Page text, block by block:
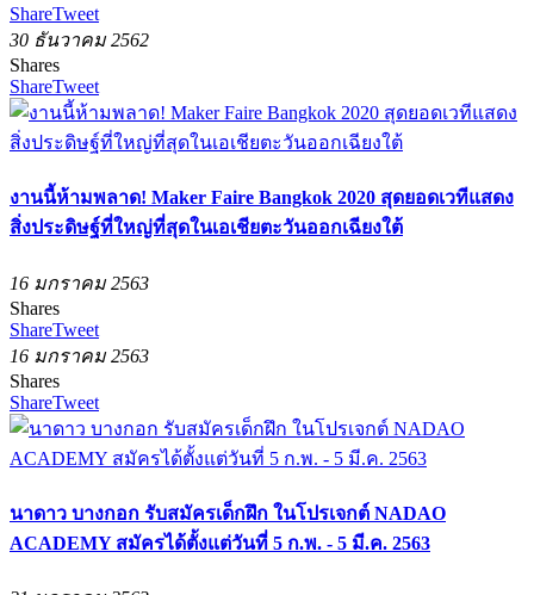
ShareTweet
30 ธันวาคม 2562
Shares
ShareTweet
งานนี้ห้ามพลาด! Maker Faire Bangkok 2020 สุดยอดเวทีแสดง
สิ่งประดิษฐ์ที่ใหญ่ที่สุดในเอเชียตะวันออกเฉียงใต้
16 มกราคม 2563
Shares
ShareTweet
16 มกราคม 2563
Shares
ShareTweet
นาดาว บางกอก รับสมัครเด็กฝึก ในโปรเจกต์ NADAO
ACADEMY สมัครได้ตั้งแต่วันที่ 5 ก.พ. - 5 มี.ค. 2563